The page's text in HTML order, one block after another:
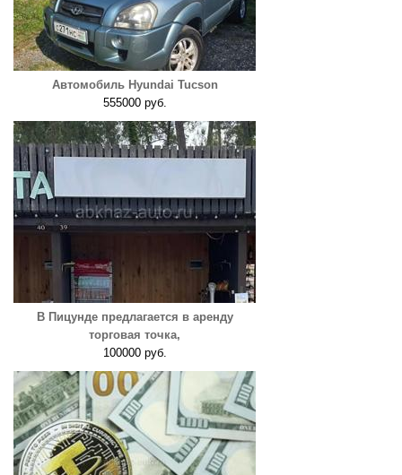
Автомобиль Hyundai Tucson
555000 руб.
В Пицунде предлагается в аренду
торговая точка,
100000 руб.